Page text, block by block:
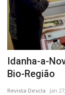
Idanha-a-
Bio-Região
Revista Descla Jan